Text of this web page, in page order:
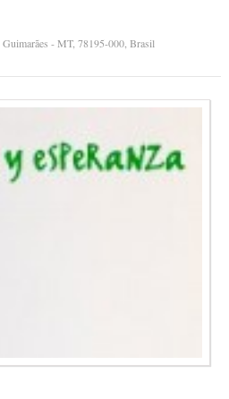
- MT, 78195-000, Brasil